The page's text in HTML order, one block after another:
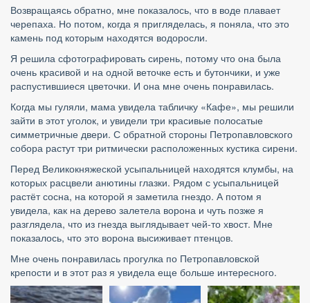
Возвращаясь обратно, мне показалось, что в воде плавает
черепаха. Но потом, когда я пригляделась, я поняла, что это
камень под которым находятся водоросли.
Я решила сфотографировать сирень, потому что она была
очень красивой и на одной веточке есть и бутончики, и уже
распустившиеся цветочки. И она мне очень понравилась.
Когда мы гуляли, мама увидела табличку «Кафе», мы решили
зайти в этот уголок, и увидели три красивые полосатые
симметричные двери. С обратной стороны Петропавловского
собора растут три ритмически расположенных кустика сирени.
Перед Великокняжеской усыпальницей находятся клумбы, на
которых расцвели анютины глазки. Рядом с усыпальницей
растёт сосна, на которой я заметила гнездо. А потом я
увидела, как на дерево залетела ворона и чуть позже я
разглядела, что из гнезда выглядывает чей-то хвост. Мне
показалось, что это ворона высиживает птенцов.
Мне очень понравилась прогулка по Петропавловской
крепости и в этот раз я увидела еще больше интересного.